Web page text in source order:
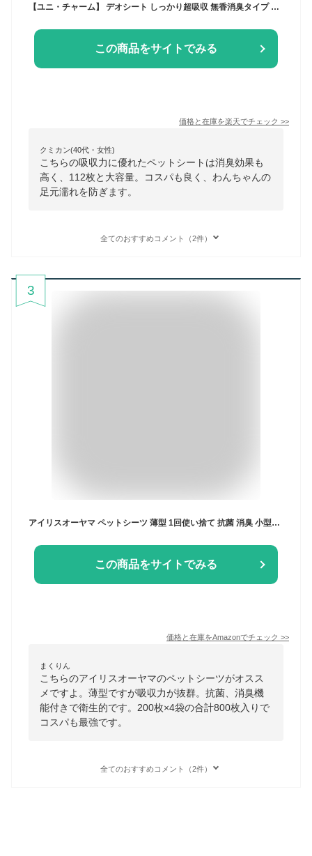
【ユニ・チャーム】 デオシート しっかり超吸収 無香消臭タイプ レギュラー 112枚入 【日用品】
この商品をサイトでみる
価格と在庫を楽天でチェック >>
クミカン(40代・女性)
こちらの吸収力に優れたペットシートは消臭効果も
高く、112枚と大容量。コスパも良く、わんちゃんの
足元濡れを防ぎます。
全てのおすすめコメント（2件）
3
アイリスオーヤマ ペットシーツ 薄型 1回使い捨て 抗菌 消臭 小型犬 レギュラー 200枚×4袋(800枚入) (ケース販売)
この商品をサイトでみる
価格と在庫をAmazonでチェック >>
まくりん
こちらのアイリスオーヤマのペットシーツがオスス
メですよ。薄型ですが吸収力が抜群。抗菌、消臭機
能付きで衛生的です。200枚×4袋の合計800枚入りで
コスパも最強です。
全てのおすすめコメント（2件）